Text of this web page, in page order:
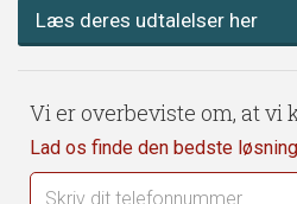
Læs deres udtalelser her
Vi er overbeviste om, at
Lad os finde den bedste